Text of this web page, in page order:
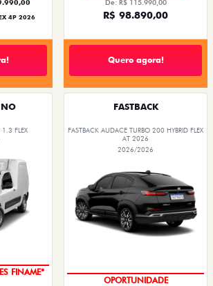
4P 2026
De: R$ 115.990,00
R$ 98.890,00
Quero agora!
1.3 FLEX
FINAME*
FASTBACK
FASTBACK AUDACE TURBO 200 HYBRID FLEX
AT 2026
2026/2026
OPORTUNIDADE